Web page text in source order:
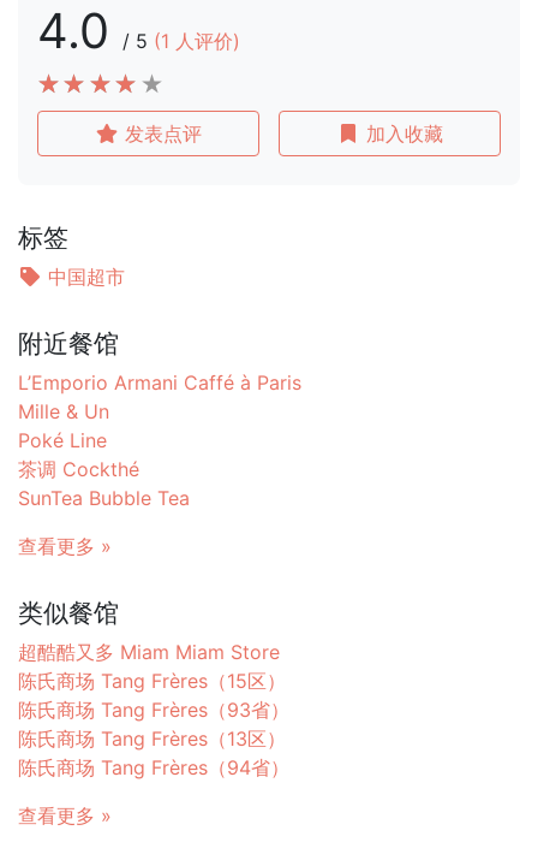
4.0 / 5 (1 人评价)
发表点评 加入收藏
标签
中国超市
附近餐馆
L’Emporio Armani Caffé à Paris
Mille & Un
Poké Line
茶调 Cockthé
SunTea Bubble Tea
查看更多 »
类似餐馆
超酷酷又多 Miam Miam Store
陈氏商场 Tang Frères（15区）
陈氏商场 Tang Frères（93省）
陈氏商场 Tang Frères（13区）
陈氏商场 Tang Frères（94省）
查看更多 »